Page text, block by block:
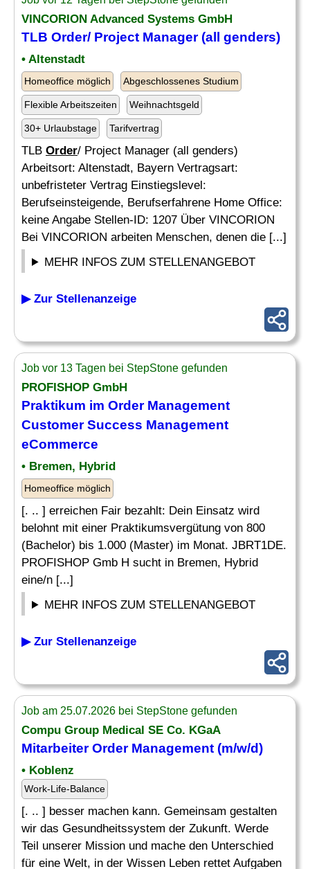
VINCORION Advanced Systems GmbH
TLB Order/ Project Manager (all genders)
• Altenstadt
Homeoffice möglich Abgeschlossenes Studium
Flexible Arbeitszeiten Weihnachtsgeld
30+ Urlaubstage Tarifvertrag
TLB Order/ Project Manager (all genders)
Arbeitsort: Altenstadt, Bayern Vertragsart:
unbefristeter Vertrag Einstiegslevel:
Berufseinsteigende, Berufserfahrene Home Office:
keine Angabe Stellen-ID: 1207 Über VINCORION
Bei VINCORION arbeiten Menschen, denen die [...]
MEHR INFOS ZUM STELLENANGEBOT
▶ Zur Stellenanzeige
Job vor 13 Tagen bei StepStone gefunden
PROFISHOP GmbH
Praktikum im OrderManagement
Customer Success Management
eCommerce
• Bremen, Hybrid
Homeoffice möglich
[. .. ] erreichen Fair bezahlt: Dein Einsatz wird
belohnt mit einer Praktikumsvergütung von 800
(Bachelor) bis 1.000 (Master) im Monat. JBRT1DE.
PROFISHOP Gmb H sucht in Bremen, Hybrid
eine/n [...]
MEHR INFOS ZUM STELLENANGEBOT
▶ Zur Stellenanzeige
Job am 25.07.2026 bei StepStone gefunden
Compu Group Medical SE Co. KGaA
MitarbeiterOrderManagement (m/w/d)
• Koblenz
Work-Life-Balance
[. .. ] besser machen kann. Gemeinsam gestalten
wir das Gesundheitssystem der Zukunft. Werde
Teil unserer Mission und mache den Unterschied
für eine Welt, in der Wissen Leben rettet Aufgaben